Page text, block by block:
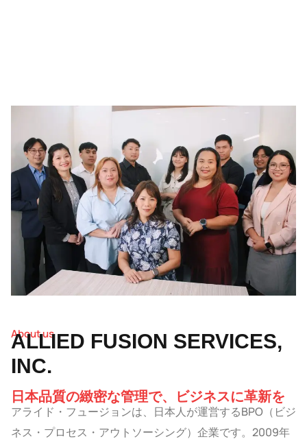
About us
ALLIED FUSION SERVICES,
INC.
日本品質の緻密な管理で、ビジネスに革新を
アライド・フュージョンは、日本人が運営するBPO（ビジ
ネス・プロセス・アウトソーシング）企業です。2009年